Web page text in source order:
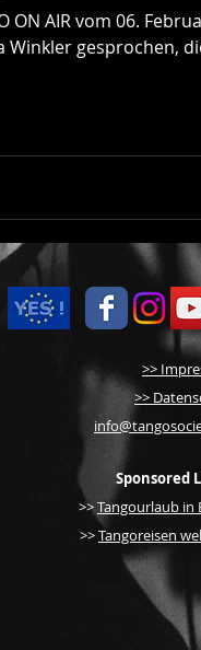
ON AIR vom 06.
gesprochen,
>>
>>
Sponsored
>>Tangourlaub in
>>Tangoreisen